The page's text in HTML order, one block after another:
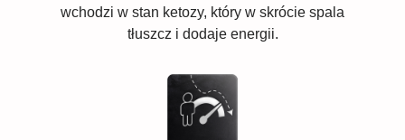
wchodzi w stan ketozy, który w skrócie spala
tłuszcz i dodaje energii.